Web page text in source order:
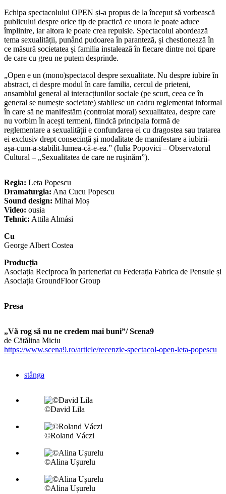
Echipa spectacolului OPEN și-a propus de la început să vorbească
publicului despre orice tip de practică ce unora le poate aduce
împlinire, iar altora le poate crea repulsie. Spectacolul abordează
tema sexualității, punând pudoarea în paranteză, și chestionează în
ce măsură societatea și familia instalează în fiecare dintre noi tipare
de care cu greu ne putem desprinde.
„Open e un (mono)spectacol despre sexualitate. Nu despre iubire în
abstract, ci despre modul în care familia, cercul de prieteni,
ansamblul general al interacțiunilor sociale (pe scurt, ceea ce în
general se numește societate) stabilesc un cadru reglementat informal
în care să ne manifestăm (controlat moral) sexualitatea, despre care
nu vorbim în acești termeni, fiindcă principala formă de
reglementare a sexualității e confundarea ei cu dragostea sau tratarea
ei exclusiv drept consecință și modalitate de manifestare a iubirii-
așa-cum-a-stabilit-lumea-că-e-ea.” (Iulia Popovici – Observatorul
Cultural – „Sexualitatea de care ne rușinăm”).
Regia: Leta Popescu
Dramaturgia: Ana Cucu Popescu
Sound design: Mihai Moș
Video: ousia
Tehnic: Attila Almási
Cu
George Albert Costea
Producția
Asociația Reciproca în parteneriat cu Federația Fabrica de Pensule și
Asociația GroundFloor Group
Presa
„Vă rog să nu ne credem mai buni”/ Scena9
de Cătălina Miciu
https://www.scena9.ro/article/recenzie-spectacol-open-leta-popescu
stânga
©David Lila
©Roland Váczi
©Alina Ușurelu
©Alina Ușurelu